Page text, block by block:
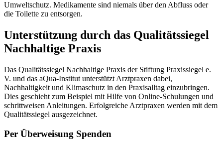
Umweltschutz. Medikamente sind niemals über den Abfluss oder
die Toilette zu entsorgen.
Unterstützung durch das Qualitätssiegel
Nachhaltige Praxis
Das Qualitätssiegel Nachhaltige Praxis der Stiftung Praxissiegel e.
V. und das aQua-Institut unterstützt Arztpraxen dabei,
Nachhaltigkeit und Klimaschutz in den Praxisalltag einzubringen.
Dies geschieht zum Beispiel mit Hilfe von Online-Schulungen und
schrittweisen Anleitungen. Erfolgreiche Arztpraxen werden mit dem
Qualitätssiegel ausgezeichnet.
Per Überweisung Spenden